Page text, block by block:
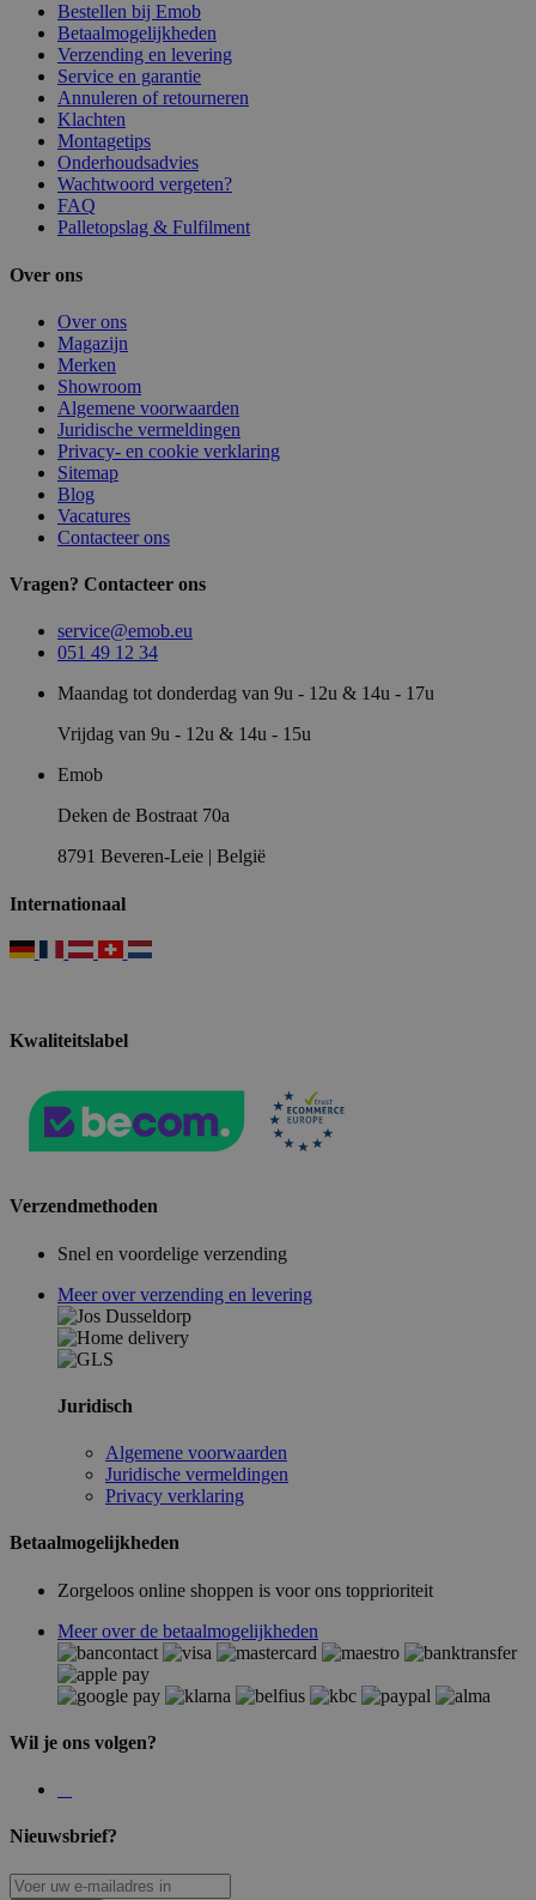
Bestellen bij Emob
Betaalmogelijkheden
Verzending en levering
Service en garantie
Annuleren of retourneren
Klachten
Montagetips
Onderhoudsadvies
Wachtwoord vergeten?
FAQ
Palletopslag & Fulfilment
Over ons
Over ons
Magazijn
Merken
Showroom
Algemene voorwaarden
Juridische vermeldingen
Privacy- en cookie verklaring
Sitemap
Blog
Vacatures
Contacteer ons
Vragen? Contacteer ons
service@emob.eu
051 49 12 34
Maandag tot donderdag van 9u - 12u & 14u - 17u
Vrijdag van 9u - 12u & 14u - 15u
Emob
Deken de Bostraat 70a
8791 Beveren-Leie | België
Internationaal
Kwaliteitslabel
Verzendmethoden
Snel en voordelige verzending
Meer over verzending en levering
Juridisch
Algemene voorwaarden
Juridische vermeldingen
Privacy verklaring
Betaalmogelijkheden
Zorgeloos online shoppen is voor ons topprioriteit
Meer over de betaalmogelijkheden
Wil je ons volgen?
Nieuwsbrief?